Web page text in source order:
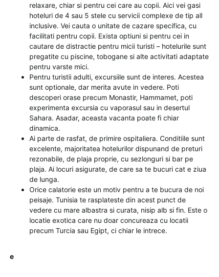
relaxare, chiar si pentru cei care au copii. Aici vei gasi
hoteluri de 4 sau 5 stele cu servicii complexe de tip all
inclusive. Vei cauta o unitate de cazare specifica, cu
facilitati pentru copii. Exista optiuni si pentru cei in
cautare de distractie pentru micii turisti – hotelurile sunt
pregatite cu piscine, tobogane si alte activitati adaptate
pentru varste mici.
Pentru turistii adulti, excursiile sunt de interes. Acestea
sunt optionale, dar merita avute in vedere. Poti
descoperi orase precum Monastir, Hammamet, poti
experimenta excursia cu vaporasul sau in desertul
Sahara. Asadar, aceasta vacanta poate fi chiar
dinamica.
Ai parte de rasfat, de primire ospitaliera. Conditiile sunt
excelente, majoritatea hotelurilor dispunand de preturi
rezonabile, de plaja proprie, cu sezlonguri si bar pe
plaja. Ai locuri asigurate, de care sa te bucuri cat e ziua
de lunga.
Orice calatorie este un motiv pentru a te bucura de noi
peisaje. Tunisia te rasplateste din acest punct de
vedere cu mare albastra si curata, nisip alb si fin. Este o
locatie exotica care nu doar concureaza cu locatii
precum Turcia sau Egipt, ci chiar le intrece.
e